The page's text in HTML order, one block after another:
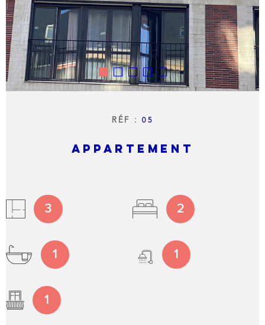
LIVRE
NOTRE
RÉF :05
APPARTEMENT
3 2
1 1
1